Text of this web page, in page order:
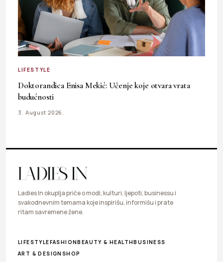
LIFESTYLE
Doktorandica Enisa Mekić: Učenje koje otvara vrata
budućnosti
3. August 2026.
Ladies In okuplja priče o modi, kulturi, ljepoti, businessu i
svakodnevnim temama koje inspirišu, informišu i prate
ritam savremene žene.
LIFESTYLEFASHIONBEAUTY & HEALTHBUSINESS
ART & DESIGN SHOP